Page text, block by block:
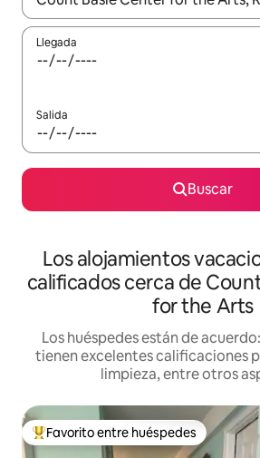
Llegada
Salida
Buscar
Los alojamientos
calificados cerca de
for the Arts
Los huéspedes están de
tienen excelentes calificaciones
limpieza, entre otros
De los mejores en Favorito entre
Favorito entre huéspedes